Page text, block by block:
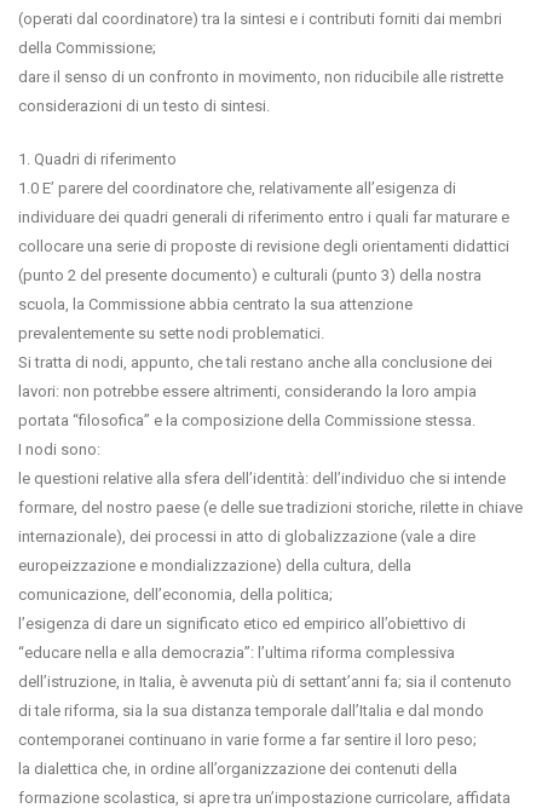
(operati dal coordinatore) tra la sintesi e i contributi forniti dai membri
della Commissione;
dare il senso di un confronto in movimento, non riducibile alle ristrette
considerazioni di un testo di sintesi.
1. Quadri di riferimento
1.0 E’ parere del coordinatore che, relativamente all’esigenza di
individuare dei quadri generali di riferimento entro i quali far maturare e
collocare una serie di proposte di revisione degli orientamenti didattici
(punto 2 del presente documento) e culturali (punto 3) della nostra
scuola, la Commissione abbia centrato la sua attenzione
prevalentemente su sette nodi problematici.
Si tratta di nodi, appunto, che tali restano anche alla conclusione dei
lavori: non potrebbe essere altrimenti, considerando la loro ampia
portata “filosofica” e la composizione della Commissione stessa.
I nodi sono:
le questioni relative alla sfera dell’identità: dell’individuo che si intende
formare, del nostro paese (e delle sue tradizioni storiche, rilette in chiave
internazionale), dei processi in atto di globalizzazione (vale a dire
europeizzazione e mondializzazione) della cultura, della
comunicazione, dell’economia, della politica;
l’esigenza di dare un significato etico ed empirico all’obiettivo di
“educare nella e alla democrazia”: l’ultima riforma complessiva
dell’istruzione, in Italia, è avvenuta più di settant’anni fa; sia il contenuto
di tale riforma, sia la sua distanza temporale dall’Italia e dal mondo
contemporanei continuano in varie forme a far sentire il loro peso;
la dialettica che, in ordine all’organizzazione dei contenuti della
formazione scolastica, si apre tra un’impostazione curricolare, affidata